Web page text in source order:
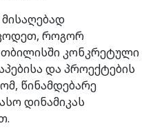
როგორ
თბილისში კონკრეტული
და პროექტების
წინამდებარე
დინამიკას